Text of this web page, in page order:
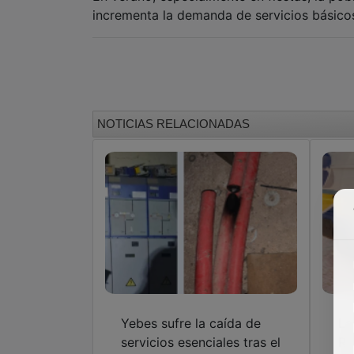
incrementa la demanda de servicios
NOTICIAS RELACIONADAS
Yebes sufre la caída de
servicios esenciales tras el